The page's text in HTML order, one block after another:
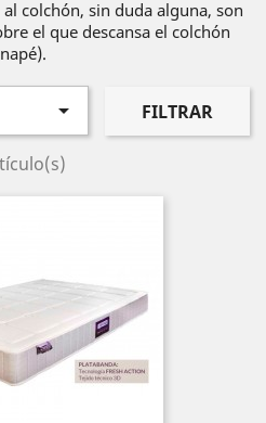
colchón, sin duda alguna, son
el que descansa el colchón
 FILTRAR